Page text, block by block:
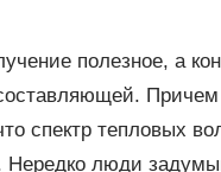
полезное, а
Причем
спектр тепловых
Нередко люди